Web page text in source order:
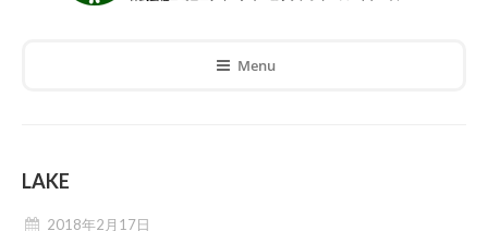
Menu
LAKE
2018年2月17日